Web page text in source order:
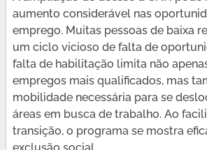
aumento considerável nas
emprego. Muitas pessoas de baixa
um ciclo vicioso de falta de
falta de habilitação limita não
empregos mais qualificados, mas
mobilidade necessária para se
áreas em busca de trabalho. Ao
transição, o programa se mostra
exclusão social.